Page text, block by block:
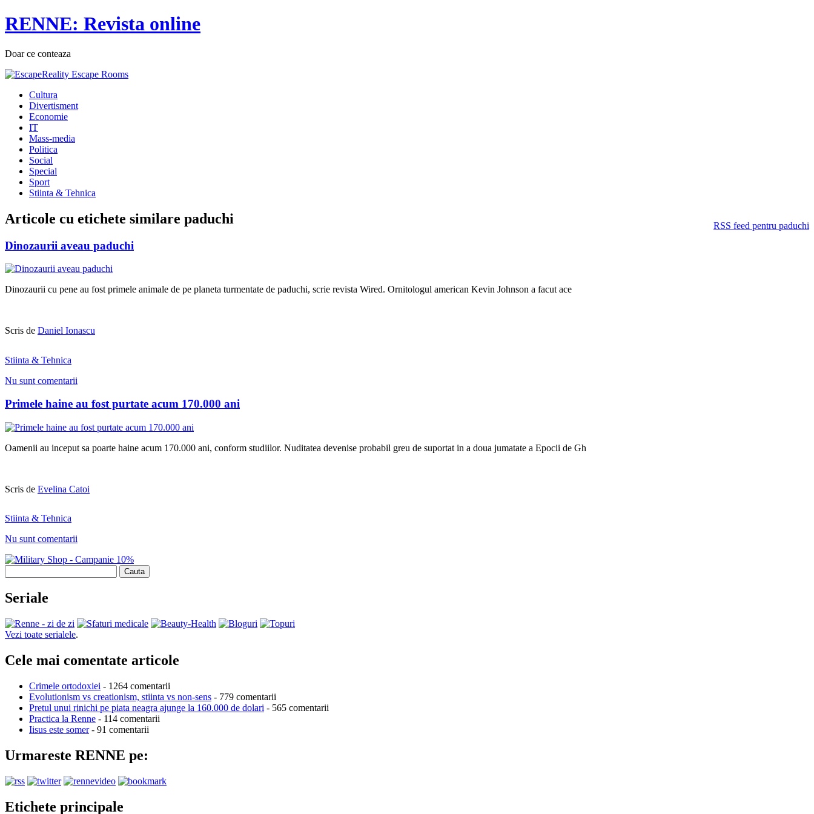
RENNE: Revista online
Doar ce conteaza
Cultura
Divertisment
Economie
IT
Mass-media
Politica
Social
Special
Sport
Stiinta & Tehnica
RSS feed pentru paduchi
Articole cu etichete similare paduchi
Dinozaurii aveau paduchi
Dinozaurii cu pene au fost primele animale de pe planeta turmentate de paduchi, scrie revista Wired. Ornitologul american Kevin Johnson a facut ace
Scris de Daniel Ionascu
Stiinta & Tehnica
Nu sunt comentarii
Primele haine au fost purtate acum 170.000 ani
Oamenii au inceput sa poarte haine acum 170.000 ani, conform studiilor. Nuditatea devenise probabil greu de suportat in a doua jumatate a Epocii de Gh
Scris de Evelina Catoi
Stiinta & Tehnica
Nu sunt comentarii
Cauta
Seriale
Vezi toate serialele.
Cele mai comentate articole
Crimele ortodoxiei - 1264 comentarii
Evolutionism vs creationism, stiinta vs non-sens - 779 comentarii
Pretul unui rinichi pe piata neagra ajunge la 160.000 de dolari - 565 comentarii
Practica la Renne - 114 comentarii
Iisus este somer- 91 comentarii
Urmareste RENNE pe:
Etichete principale